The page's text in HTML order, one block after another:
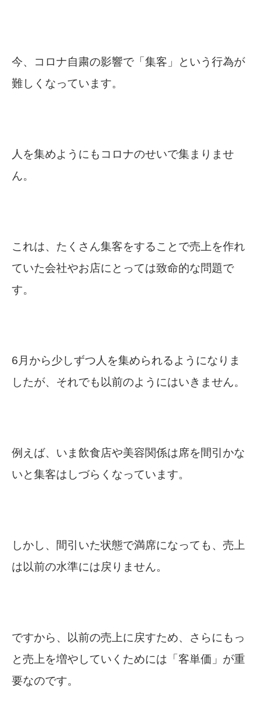
今、コロナ自粛の影響で「集客」という行為が
難しくなっています。
人を集めようにもコロナのせいで集まりませ
ん。
これは、たくさん集客をすることで売上を作れ
ていた会社やお店にとっては致命的な問題で
す。
6月から少しずつ人を集められるようになりま
したが、それでも以前のようにはいきません。
例えば、いま飲食店や美容関係は席を間引かな
いと集客はしづらくなっています。
しかし、間引いた状態で満席になっても、売上
は以前の水準には戻りません。
ですから、以前の売上に戻すため、さらにもっ
と売上を増やしていくためには「客単価」が重
要なのです。